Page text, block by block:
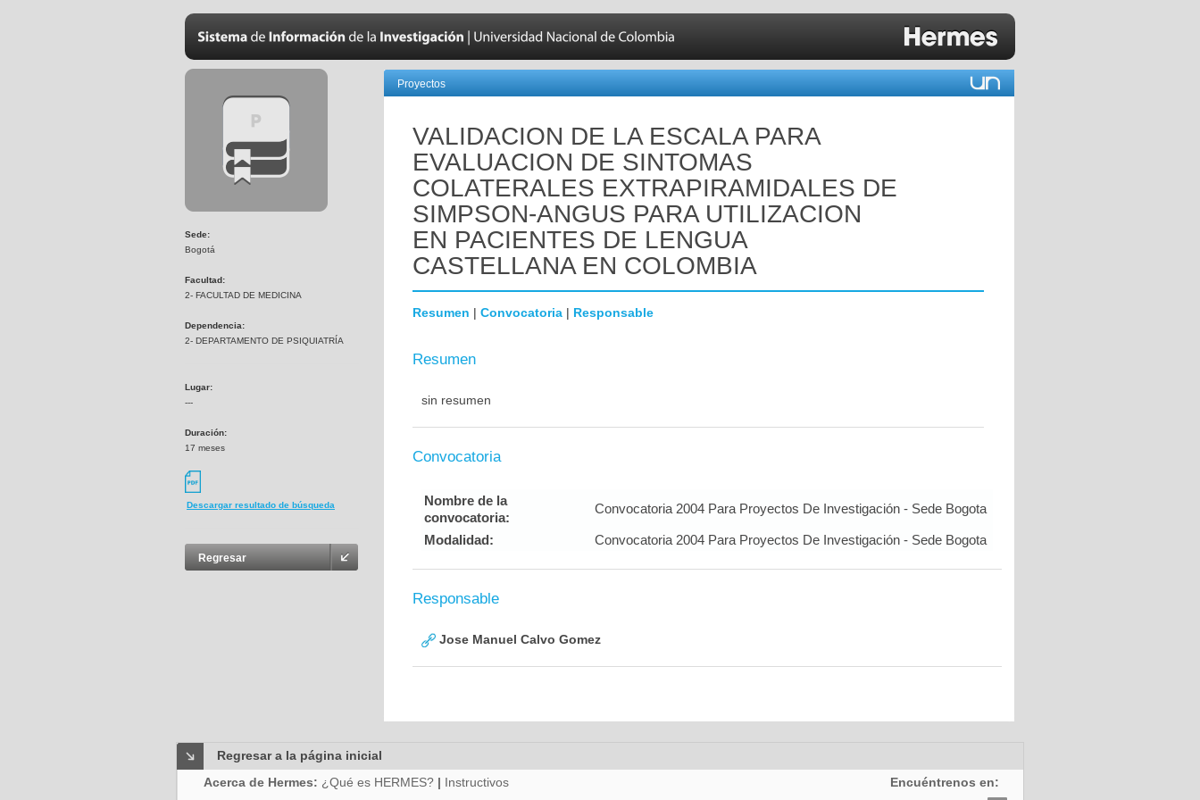
Sede:
Bogotá
Facultad:
2- FACULTAD DE MEDICINA
Dependencia:
2- DEPARTAMENTO DE PSIQUIATRÍA
Lugar:
---
Duración:
17 meses
Descargar resultado de búsqueda
Regresar
Proyectos
VALIDACION DE LA ESCALA PARA
EVALUACION DE SINTOMAS
COLATERALES EXTRAPIRAMIDALES DE
SIMPSON-ANGUS PARA UTILIZACION
EN PACIENTES DE LENGUA
CASTELLANA EN COLOMBIA
Resumen | Convocatoria | Responsable
Resumen
sin resumen
Convocatoria
Nombre de la
convocatoria:
Convocatoria 2004 Para Proyectos De Investigación - Sede Bogota
Modalidad: Convocatoria 2004 Para Proyectos De Investigación - Sede Bogota
Responsable
Jose Manuel Calvo Gomez
Regresar a la página inicial
Acerca de Hermes: ¿Qué es HERMES? | Instructivos Encuéntrenos en: